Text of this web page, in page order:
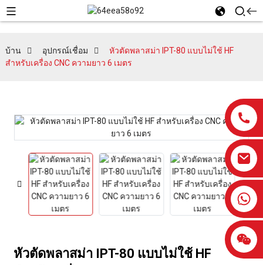
0086-13959638906
บ้าน อุปกรณ์เชื่อม
หัวตัดพลาสม่า IPT-80 แบบไม่ใช้ HF
สำหรับเครื่อง CNC ความยาว 6 เมตร
หัวตัดพลาสม่า IPT-80 แบบไม่ใช้ HF